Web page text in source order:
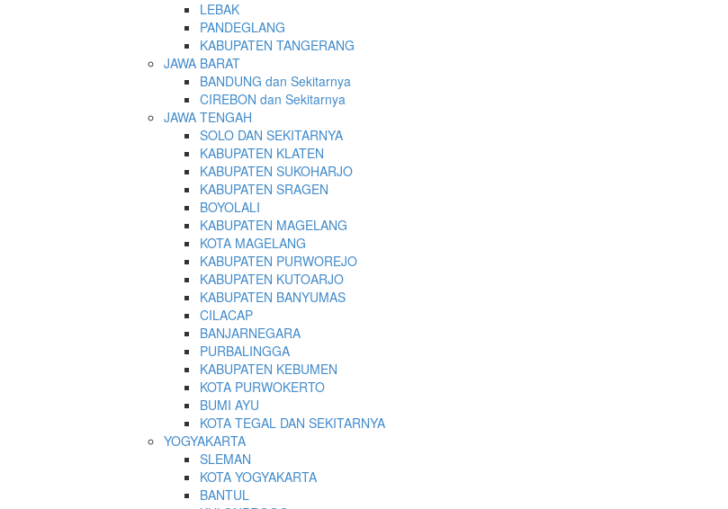
LEBAK
PANDEGLANG
KABUPATEN TANGERANG
JAWA BARAT
BANDUNG dan Sekitarnya
CIREBON dan Sekitarnya
JAWA TENGAH
SOLO DAN SEKITARNYA
KABUPATEN KLATEN
KABUPATEN SUKOHARJO
KABUPATEN SRAGEN
BOYOLALI
KABUPATEN MAGELANG
KOTA MAGELANG
KABUPATEN PURWOREJO
KABUPATEN KUTOARJO
KABUPATEN BANYUMAS
CILACAP
BANJARNEGARA
PURBALINGGA
KABUPATEN KEBUMEN
KOTA PURWOKERTO
BUMI AYU
KOTA TEGAL DAN SEKITARNYA
YOGYAKARTA
SLEMAN
KOTA YOGYAKARTA
BANTUL